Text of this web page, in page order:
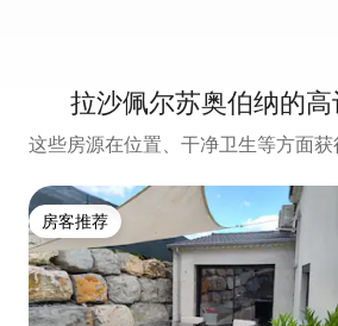
拉沙佩尔苏奥伯纳的
这些房源在位置、干净卫生等方面获
房客推荐
房客推荐